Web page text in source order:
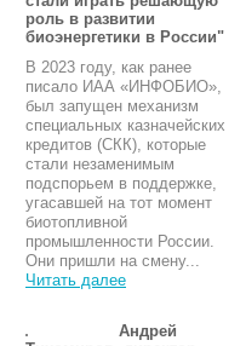
роль в развитии
биоэнергетики в России"
В 2023 году, как ранее
писало ИАА «ИНФОБИО»,
был запущен механизм
специальных казначейских
кредитов (СКК), которые
стали незаменимым
подспорьем в поддержке,
угасавшей на тот момент
биотопливной
промышленности России.
Они пришли на смену...
Читать далее
Андрей